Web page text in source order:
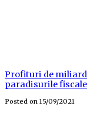
Profituri de
paradisurile fiscale
Posted on 15/09/2021